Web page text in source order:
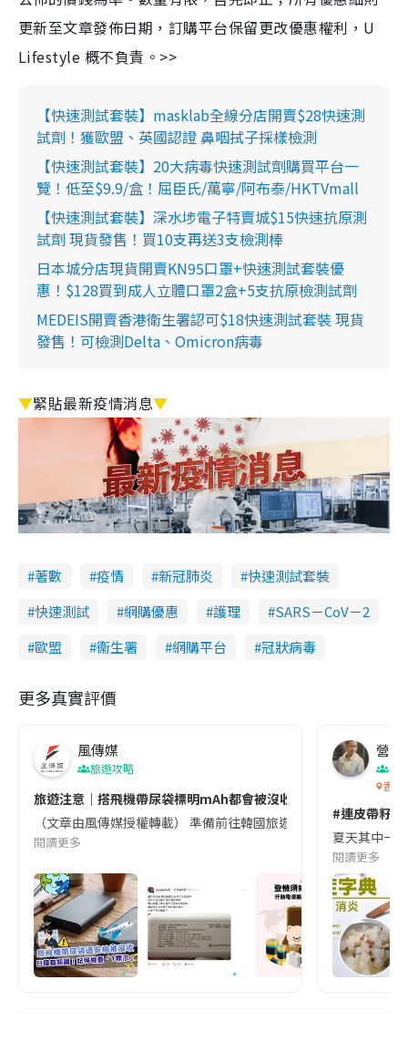
更新至文章發佈日期，訂購平台保留更改優惠權利，U
Lifestyle 概不負責。>>
【快速測試套裝】masklab全線分店開賣$28快速測
試劑！獲歐盟、英國認證 鼻咽拭子採樣檢測
【快速測試套裝】20大病毒快速測試劑購買平台一
覽！低至$9.9/盒！屈臣氏/萬寧/阿布泰/HKTVmall
【快速測試套裝】深水埗電子特賣城$15快速抗原測
試劑 現貨發售！買10支再送3支檢測棒
日本城分店現貨開賣KN95口罩+快速測試套裝優
惠！$128買到成人立體口罩2盒+5支抗原檢測試劑
MEDEIS開賣香港衛生署認可$18快速測試套裝 現貨
發售！可檢測Delta、Omicron病毒
▼緊貼最新疫情消息▼
著數 疫情 新冠肺炎
快速測試套裝
快速測試
網購優惠 護理
SARS－CoV－2
歐盟
衞生署 網購平台 冠狀病毒
更多真實評價
風傳媒
旅遊攻略
旅遊注意｜搭飛機帶尿袋標明mAh都會被沒收😱出發前切記檢查
（文章由風傳媒授權轉載） 準備前往韓國旅遊的民眾，近期要
閱讀更多
營養
香港
#連皮帶籽
夏天其中一
閱讀更多